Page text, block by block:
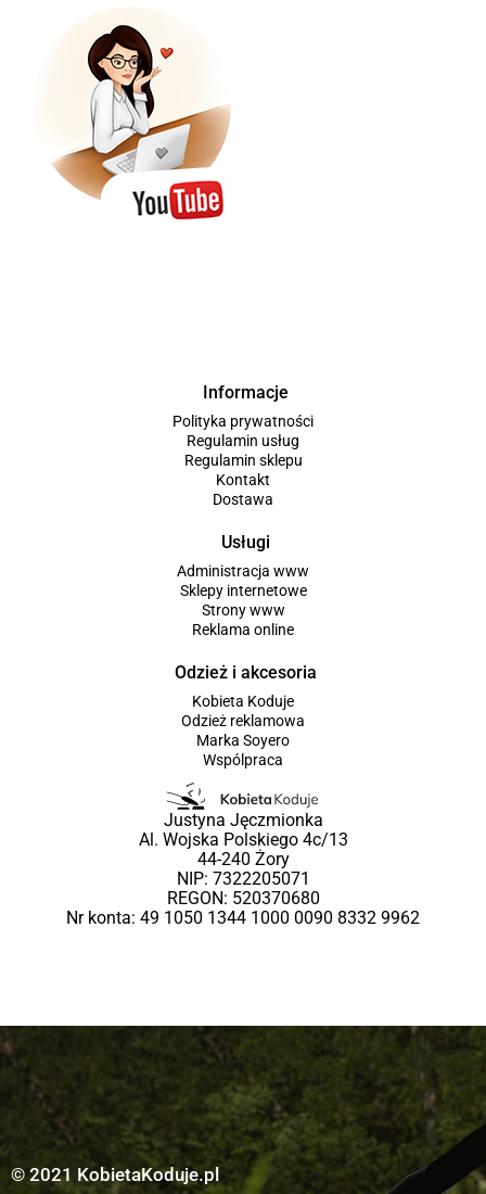
Informacje
Polityka prywatności
Regulamin usług
Regulamin sklepu
Kontakt
Dostawa
Usługi
Administracja www
Sklepy internetowe
Strony www
Reklama online
Odzież i akcesoria
Kobieta Koduje
Odzież reklamowa
Marka Soyero
Wspólpraca
Justyna Jęczmionka
Al. Wojska Polskiego 4c/13
44-240 Żory
NIP: 7322205071
REGON: 520370680
Nr konta: 49 1050 1344 1000 0090 8332 9962
© 2021 KobietaKoduje.pl